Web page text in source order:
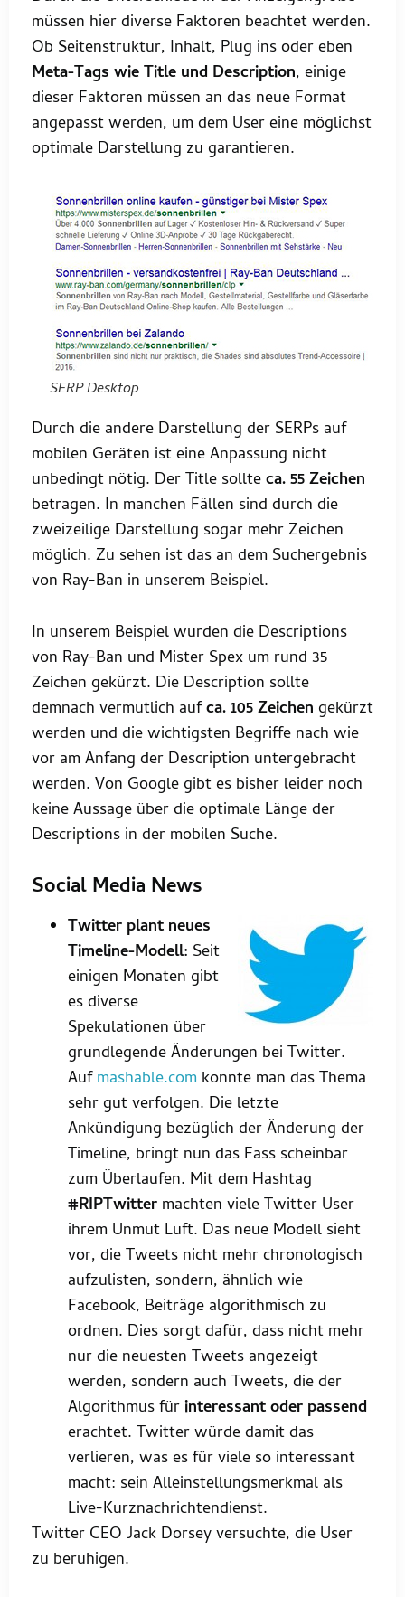
müssen hier diverse Faktoren beachtet werden.
Ob Seitenstruktur, Inhalt, Plug ins oder eben
Meta-Tags wie Title und Description, einige
dieser Faktoren müssen an das neue Format
angepasst werden, um dem User eine möglichst
optimale Darstellung zu garantieren.
SERP Desktop
Durch die andere Darstellung der SERPs auf
mobilen Geräten ist eine Anpassung nicht
unbedingt nötig. Der Title sollteca. 55 Zeichen
betragen. In manchen Fällen sind durch die
zweizeilige Darstellung sogar mehr Zeichen
möglich. Zu sehen ist das an dem Suchergebnis
von Ray-Ban in unserem Beispiel.
In unserem Beispiel wurden die Descriptions
von Ray-Ban und Mister Spex um rund 35
Zeichen gekürzt. Die Description sollte
demnach vermutlich aufca. 105 Zeichen gekürzt
werden und die wichtigsten Begriffe nach wie
vor am Anfang der Description untergebracht
werden. Von Google gibt es bisher leider noch
keine Aussage über die optimale Länge der
Descriptions in der mobilen Suche.
Social Media News
Twitter plant neues
Timeline-Modell: Seit
einigen Monaten gibt
es diverse
Spekulationen über
grundlegende Änderungen bei Twitter.
Aufmashable.com konnte man das Thema
sehr gut verfolgen. Die letzte
Ankündigung bezüglich der Änderung der
Timeline, bringt nun das Fass scheinbar
zum Überlaufen. Mit dem Hashtag
#RIPTwitter machten viele Twitter User
ihrem Unmut Luft. Das neue Modell sieht
vor, die Tweets nicht mehr chronologisch
aufzulisten, sondern, ähnlich wie
Facebook, Beiträge algorithmisch zu
ordnen. Dies sorgt dafür, dass nicht mehr
nur die neuesten Tweets angezeigt
werden, sondern auch Tweets, die der
Algorithmus fürinteressant oder passend
erachtet. Twitter würde damit das
verlieren, was es für viele so interessant
macht: sein Alleinstellungsmerkmal als
Live-Kurznachrichtendienst.
Twitter CEO Jack Dorsey versuchte, die User
zu beruhigen.